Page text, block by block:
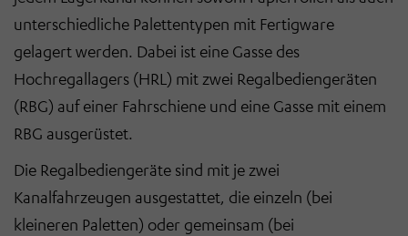
unterschiedliche Palettentypen mit Fertigware
gelagert werden. Dabei ist eine Gasse des
Hochregallagers (HRL) mit zwei Regalbediengeräten
(RBG) auf einer Fahrschiene und eine Gasse mit einem
RBG ausgerüstet.
Die Regalbediengeräte sind mit je zwei
Kanalfahrzeugen ausgestattet, die einzeln (bei
kleineren Paletten) oder gemeinsam (bei